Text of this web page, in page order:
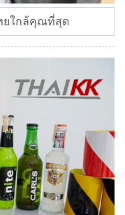
ยใกล้คุณที่สุด